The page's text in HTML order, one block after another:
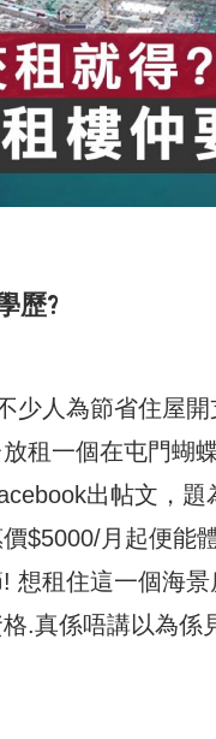
歷?
少人為節省住屋
租一個在屯門蝴
出帖文，
$5000/月起便能
想租住這一個海
.真係唔講以為係